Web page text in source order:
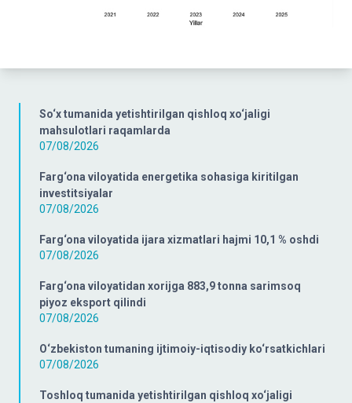
So‘x tumanida yetishtirilgan qishloq xo‘jaligi
mahsulotlari raqamlarda
07/08/2026
Farg‘ona viloyatida energetika sohasiga kiritilgan
investitsiyalar
07/08/2026
Farg‘ona viloyatida ijara xizmatlari hajmi 10,1 % oshdi
07/08/2026
Farg‘ona viloyatidan xorijga 883,9 tonna sarimsoq
piyoz eksport qilindi
07/08/2026
O‘zbekiston tumaning ijtimoiy-iqtisodiy ko‘rsatkichlari
07/08/2026
Toshloq tumanida yetishtirilgan qishloq xo‘jaligi